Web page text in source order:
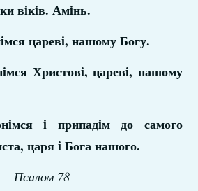
вiкiв. Амiнь.
царевi, нашому Богу.
Христовi, царевi, нашому
i припадiм до самого
царя i Бога нашого.
Псалом 78